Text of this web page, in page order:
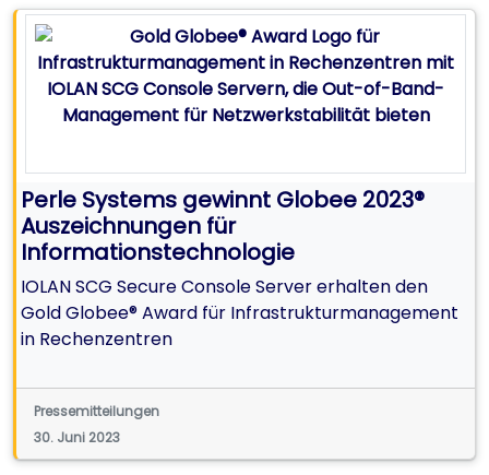
Perle Systems gewinnt Globee 2023®
Auszeichnungen für
Informationstechnologie
IOLAN SCG Secure Console Server erhalten den
Gold Globee® Award für Infrastrukturmanagement
in Rechenzentren
Pressemitteilungen
30. Juni 2023